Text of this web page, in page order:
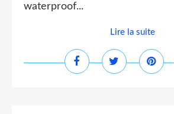
waterproof...
Lire la suite